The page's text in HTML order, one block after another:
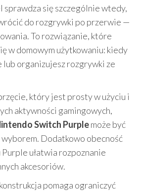
sprawdza się szczególnie wtedy,
do rozgrywki po przerwie —
To rozwiązanie, które
w domowym użytkowaniu: kiedy
lub organizujesz rozgrywki ze
który jest prosty w użyciu i
aktywności gamingowych,
Switch Purplemoże być
Dodatkowo obecność
ułatwia rozpoznanie
akcesoriów.
pomaga ograniczyć